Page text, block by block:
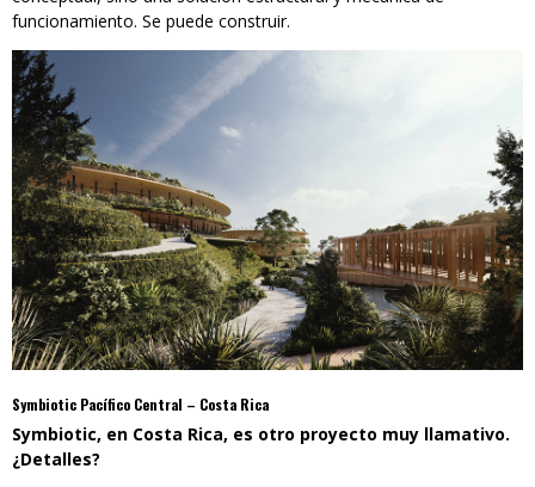
funcionamiento. Se puede construir.
Symbiotic Pacífico Central – Costa Rica
Symbiotic, en Costa Rica, es otro proyecto muy llamativo.
¿Detalles?